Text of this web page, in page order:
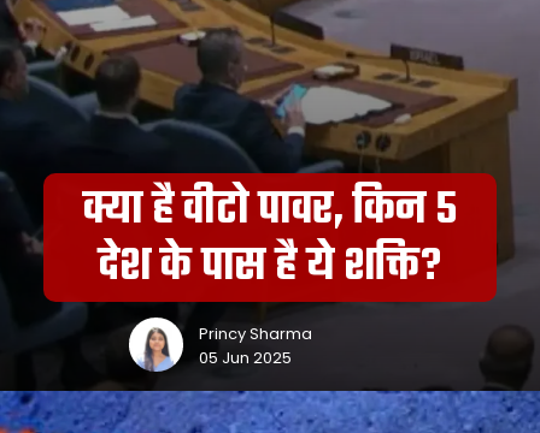
क्या है वीटो पावर, किन 5
देश के पास है ये शक्ति?
Princy Sharma
05 Jun 2025